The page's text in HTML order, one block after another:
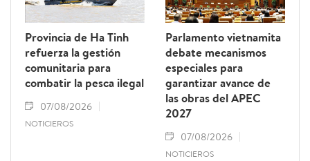
Provincia de Ha Tinh
refuerza la gestión
comunitaria para
combatir la pesca ilegal
07/08/2026
NOTICIEROS
Parlamento vietnamita
debate mecanismos
especiales para
garantizar avance de
las obras del APEC
2027
07/08/2026
NOTICIEROS